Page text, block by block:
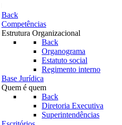
Back
Competências
Estrutura Organizacional
Back
Organograma
Estatuto social
Regimento interno
Base Jurídica
Quem é quem
Back
Diretoria Executiva
Superintendências